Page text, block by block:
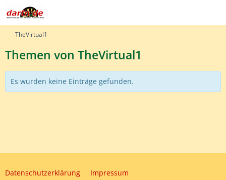
TheVirtual1
Themen von TheVirtual1
Es wurden keine Einträge gefunden.
Datenschutzerklärung Impressum